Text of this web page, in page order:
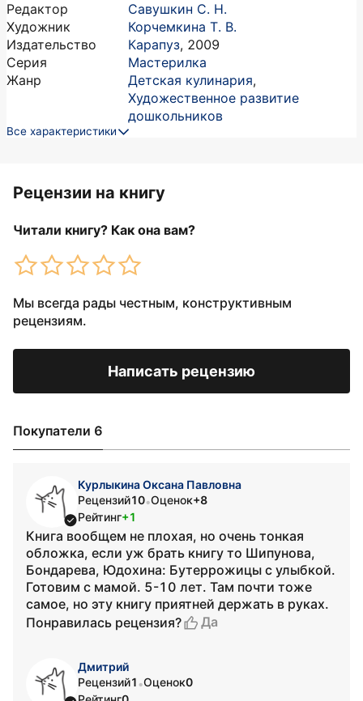
Редактор
Савушкин С. Н.
Художник
Корчемкина Т. В.
Издательство
Карапуз, 2009
Серия
Мастерилка
Жанр
Детская кулинария,
Художественное развитие
дошкольников
Все характеристики
Рецензии на книгу
Читали книгу? Как она вам?
Мы всегда рады честным, конструктивным
рецензиям.
Написать рецензию
Покупатели 6
Курлыкина Оксана Павловна
Рецензий10•Оценок+8
Рейтинг+1
Книга вообщем не плохая, но очень тонкая
обложка, если уж брать книгу то Шипунова,
Бондарева, Юдохина: Бутеррожицы с улыбкой.
Готовим с мамой. 5-10 лет. Там почти тоже
самое, но эту книгу приятней держать в руках.
Понравилась рецензия?
Да
Дмитрий
Рецензий1 •Оценок0